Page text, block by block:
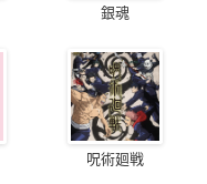
銀魂
呪術廻戦